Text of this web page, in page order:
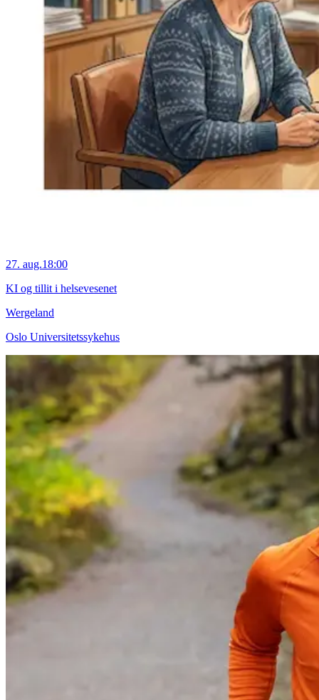
27. aug.18:00
KI og tillit i helsevesenet
Wergeland
Oslo Universitetssykehus